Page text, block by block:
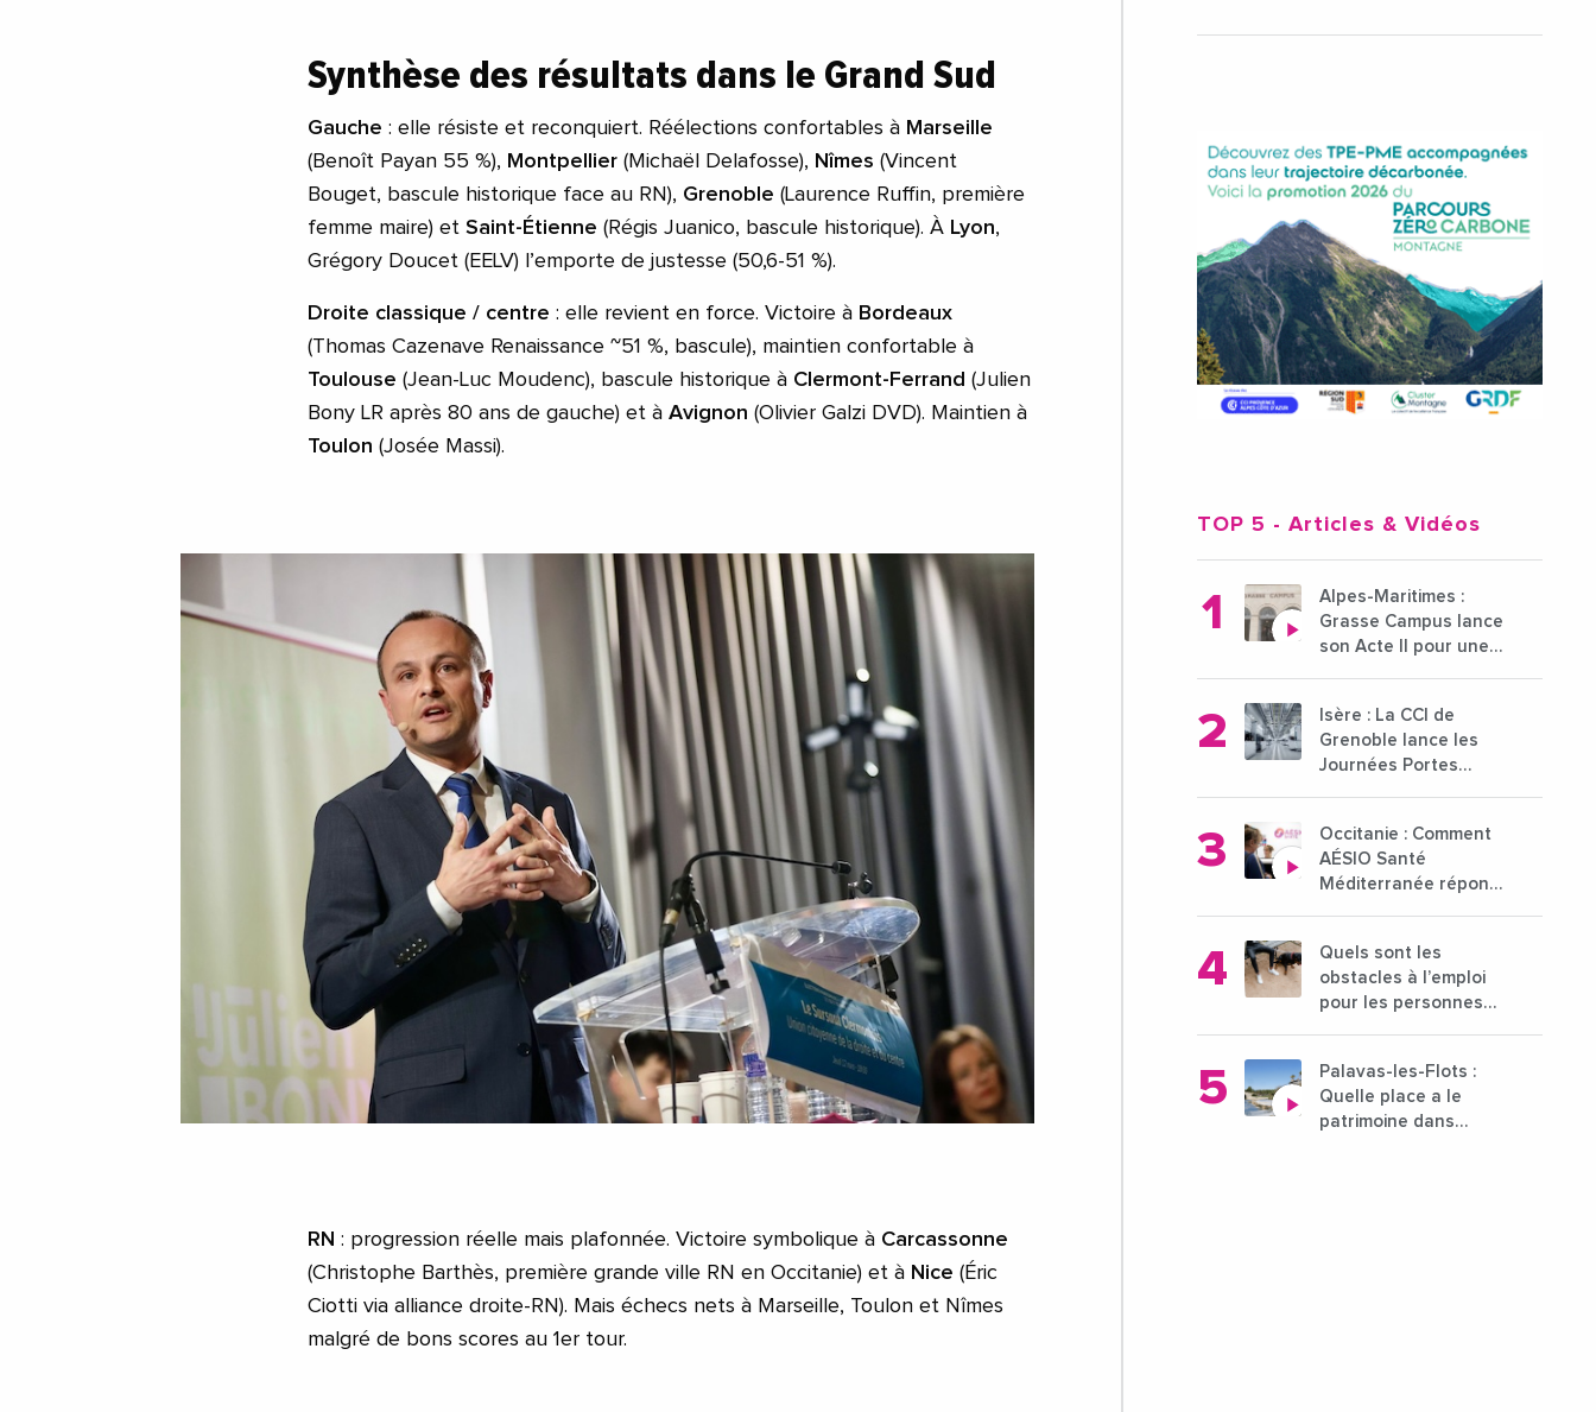
Synthèse des résultats dans le Grand Sud
Gauche : elle résiste et reconquiert. Réélections confortables à Marseille
(Benoît Payan 55 %), Montpellier (Michaël Delafosse), Nîmes (Vincent
Bouget, bascule historique face au RN), Grenoble (Laurence Ruffin, première
femme maire) et Saint-Étienne (Régis Juanico, bascule historique). À Lyon,
Grégory Doucet (EELV) l’emporte de justesse (50,6-51 %).
Droite classique / centre : elle revient en force. Victoire à Bordeaux
(Thomas Cazenave Renaissance ~51 %, bascule), maintien confortable à
Toulouse (Jean-Luc Moudenc), bascule historique à Clermont-Ferrand (Julien
Bony LR après 80 ans de gauche) et à Avignon (Olivier Galzi DVD). Maintien à
Toulon (Josée Massi).
RN : progression réelle mais plafonnée. Victoire symbolique à Carcassonne
(Christophe Barthès, première grande ville RN en Occitanie) et à Nice (Éric
Ciotti via alliance droite-RN). Mais échecs nets à Marseille, Toulon et Nîmes
malgré de bons scores au 1er tour.
TOP 5 - Articles & Vidéos
Alpes-Maritimes :
Grasse Campus lance
son Acte II pour une
l'enseignement
supérieur
Isère : La CCI de
Grenoble lance les
Journées Portes
21 octobre 2024
Occitanie : Comment
AÉSIO Santé
Méditerranée répond
?
Quels sont les
obstacles à l’emploi
pour les personnes
Palavas-les-Flots :
Quelle place a le
patrimoine dans